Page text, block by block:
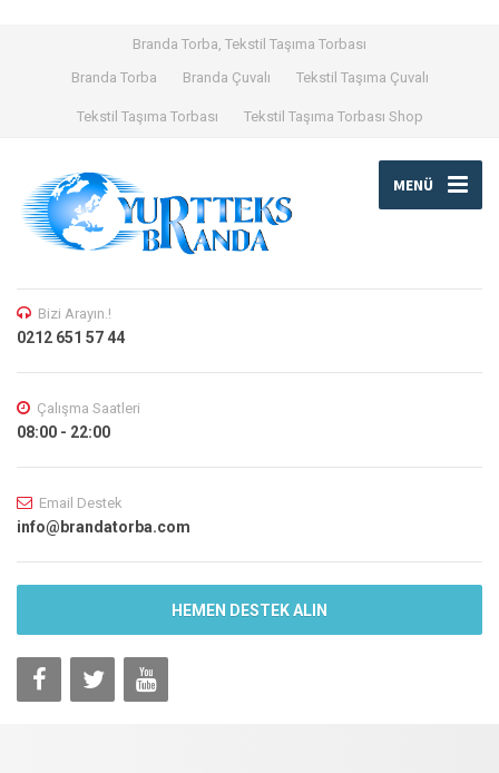
Branda Torba, Tekstil Taşıma Torbası
Branda Torba
Branda Çuvalı Tekstil Taşıma Çuvalı
Tekstil Taşıma Torbası Tekstil Taşıma Torbası Shop
MENÜ
Bizi Arayın.!
0212 651 57 44
Çalışma Saatleri
08:00 - 22:00
Email Destek
info@brandatorba.com
HEMEN DESTEK ALIN